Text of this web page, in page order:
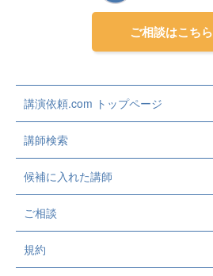
ご相談はこちら
講演依頼.com トップページ
講師検索
候補に入れた講師
ご相談
規約